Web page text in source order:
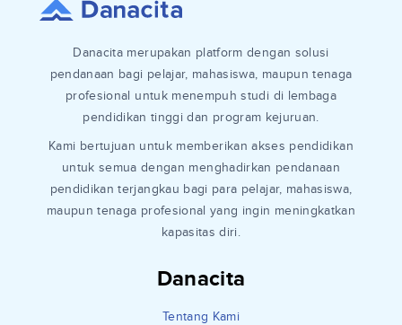
Danacita
Tentang Kami
Danacita merupakan platform dengan solusi
pendanaan bagi pelajar, mahasiswa, maupun tenaga
profesional untuk menempuh studi di lembaga
pendidikan tinggi dan program kejuruan.
Kami bertujuan untuk memberikan akses pendidikan
untuk semua dengan menghadirkan pendanaan
pendidikan terjangkau bagi para pelajar, mahasiswa,
maupun tenaga profesional yang ingin meningkatkan
kapasitas diri.